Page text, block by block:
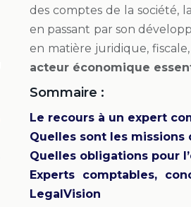
des comptes de la société,
en passant par son
en matière juridique,
acteur économique
Sommaire :
Le recours à un expert
Quelles sont les missions
Quelles obligations pour
Experts comptables,
LegalVision